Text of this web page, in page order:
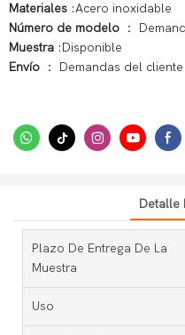
Materiales :Acero inoxidable
Número de modelo ：
Muestra :Disponible
Envío ： Demandas del cliente
Detalle
Plazo De Entrega De La
Muestra
Uso